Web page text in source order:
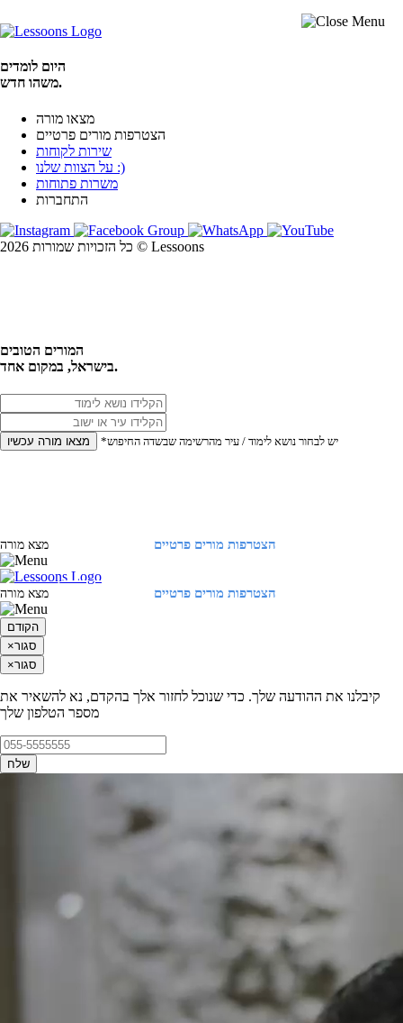
היום לומדים
משהו חדש.
מצאו מורה
הצטרפות מורים פרטיים
שירות לקוחות
על הצוות שלנו :)
משרות פתוחות
התחברות
כל הזכויות שמורות 2026 © Lessoons
המורים הטובים
בישראל, במקום אחד.
מצאו מורה עכשיו *יש לבחור נושא לימוד / עיר מהרשימה שבשדה החיפוש
הצטרפות מורים פרטיים מצא מורה
הצטרפות מורים פרטיים מצא מורה
הקודם
×סגור
×סגור
קיבלנו את ההודעה שלך. כדי שנוכל לחזור אלך בהקדם, נא להשאיר את
מספר הטלפון שלך
שלח